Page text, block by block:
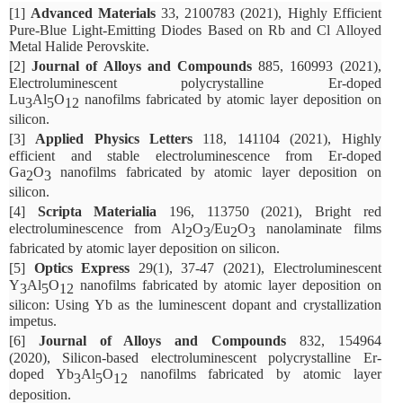
[1] Advanced Materials 33, 2100783 (2021), Highly Efficient
Pure-Blue Light-Emitting Diodes Based on Rb and Cl Alloyed
Metal Halide Perovskite.
[2]Journal of Alloys and Compounds 885, 160993 (2021),
Electroluminescent polycrystalline Er-doped
Lu3Al5O12 nanofilms fabricated by atomic layer deposition on
silicon.
[3] Applied Physics Letters 118, 141104 (2021), Highly
efficient and stable electroluminescence from Er-doped
Ga2O3 nanofilms fabricated by atomic layer deposition on
silicon.
[4] Scripta Materialia 196, 113750 (2021), Bright red
electroluminescence from Al2O3/Eu2O3 nanolaminate films
fabricated by atomic layer deposition on silicon.
[5] Optics Express 29(1), 37-47 (2021), Electroluminescent
Y3Al5O12 nanofilms fabricated by atomic layer deposition on
silicon: Using Yb as the luminescent dopant and crystallization
impetus.
[6] Journal of Alloys and Compounds 832, 154964
(2020), Silicon-based electroluminescent polycrystalline Er-
doped Yb3Al5O12 nanofilms fabricated by atomic layer
deposition.